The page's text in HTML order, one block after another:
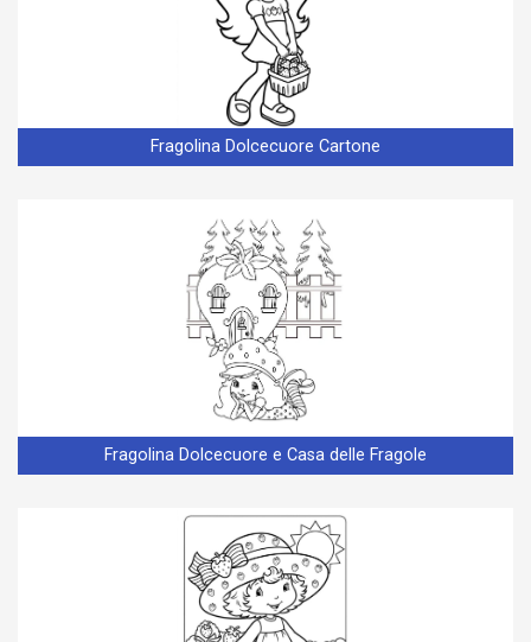
Fragolina Dolcecuore Cartone
Fragolina Dolcecuore e Casa delle Fragole